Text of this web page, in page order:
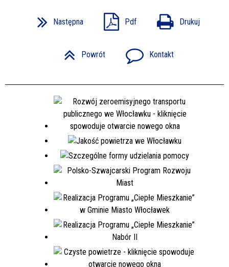
Następna Pdf Drukuj
Powrót Kontakt